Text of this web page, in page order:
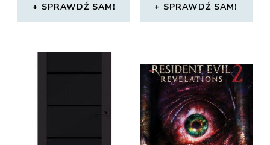
SPRAWDŹ SAM! SPRAWDŹ SAM!